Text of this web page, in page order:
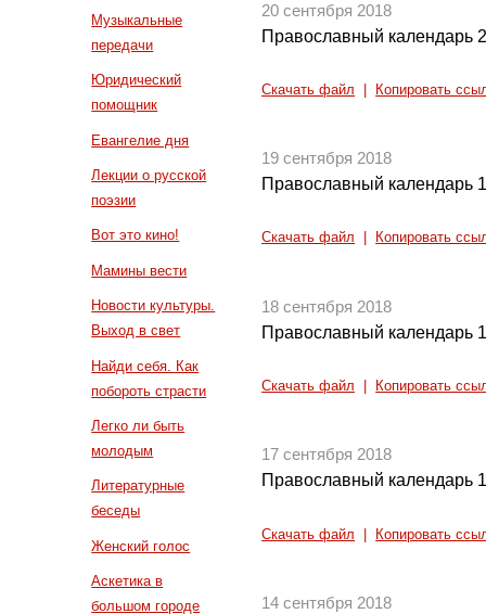
Музыкальные
передачи
Юридический
помощник
Евангелие дня
Лекции о русской
поэзии
Вот это кино!
Мамины вести
Новости культуры.
Выход в свет
Найди себя. Как
побороть страсти
Легко ли быть
молодым
Литературные
беседы
Женский голос
Аскетика в
большом городе
20 сентября 2018
Православный календарь
Скачать файл Копировать
19 сентября 2018
Православный календарь
Скачать файл Копировать
18 сентября 2018
Православный календарь
Скачать файл Копировать
17 сентября 2018
Православный календарь
Скачать файл Копировать
14 сентября 2018